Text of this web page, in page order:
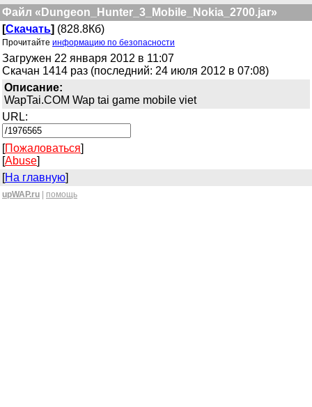
Файл «Dungeon_Hunter_3_Mobile_Nokia_2700.jar»
[Скачать] (828.8Кб)
Прочитайте информацию по безопасности
Загружен 22 января 2012 в 11:07
Скачан 1414 раз (последний: 24 июля 2012 в 07:08)
Описание:
WapTai.COM Wap tai game mobile viet
URL:
[Пожаловаться]
[Abuse]
[На главную]
upWAP.ru помощь